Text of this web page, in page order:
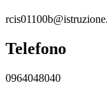
Telefono
0964048040